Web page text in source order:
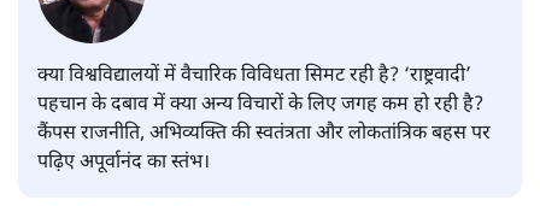
क्या विश्वविद्यालयों में वैचारिक विविधता सिमट रही है? ‘राष्ट्रवादी’
पहचान के दबाव में क्या अन्य विचारों के लिए जगह कम हो रही है?
कैंपस राजनीति, अभिव्यक्ति की स्वतंत्रता और लोकतांत्रिक बहस पर
पढ़िए अपूर्वानंद का स्तंभ।